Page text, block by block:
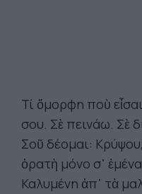
Τί ὄμορφη ποὺ
σου. Σὲ πεινάω. Σὲ
Σοῦ δέομαι:
ὁρατὴ μόνο σ᾿
Καλυμένη ἀπ᾿ τὰ